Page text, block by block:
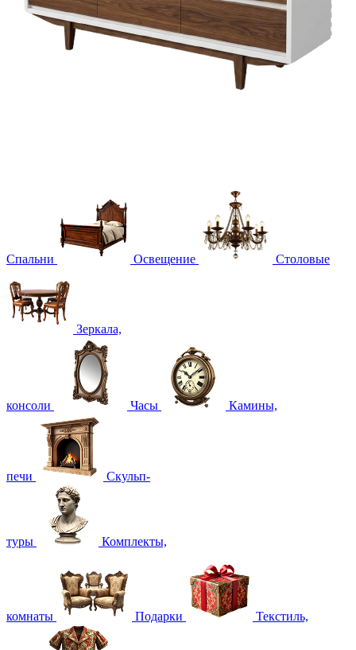
Спальни Освещение Столовые
Зеркала,
консоли Часы Камины,
печи Скульп-
туры Комплекты,
комнаты Подарки Текстиль,